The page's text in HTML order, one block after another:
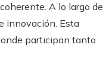
A lo largo de
innovación. Esta
participan tanto